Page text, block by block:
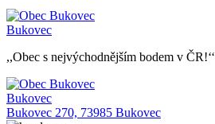
Bukovec
,,Obec s nejvýchodnějším bodem v ČR!‘‘
Bukovec
Bukovec 270, 73985 Bukovec